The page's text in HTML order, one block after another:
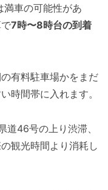
満車の可能性があ
7時〜8時台の到着
有料駐車場かをまだ
時間帯に入れます。
46号の上り渋滞、
観光時間より消耗し